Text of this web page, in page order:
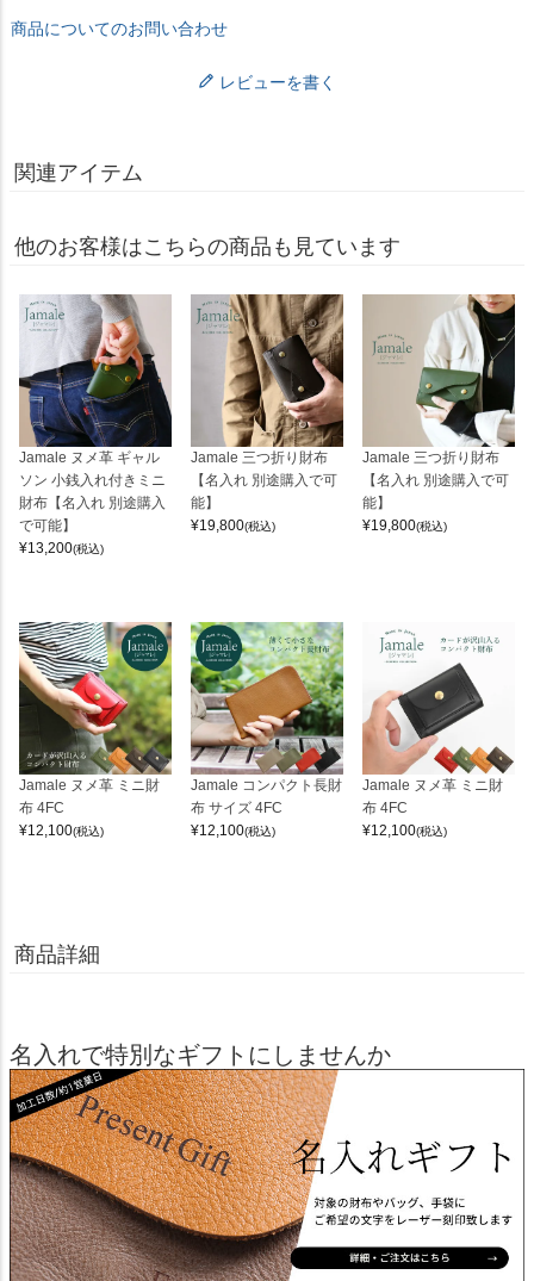
商品についてのお問い合わせ
レビューを書く
関連アイテム
他のお客様はこちらの商品も見ています
Jamale ヌメ革 ギャル
ソン 小銭入れ付きミニ
財布【名入れ 別途購入
で可能】
¥13,200(税込)
Jamale 三つ折り財布
【名入れ 別途購入で可
能】
¥19,800(税込)
Jamale 三つ折り財布
【名入れ 別途購入で可
能】
¥19,800(税込)
Jamale ヌメ革 ミニ財
布 4FC
¥12,100(税込)
Jamale コンパクト長財
布 サイズ 4FC
¥12,100(税込)
Jamale ヌメ革 ミニ財
布 4FC
¥12,100(税込)
商品詳細
名入れで特別なギフトにしませんか